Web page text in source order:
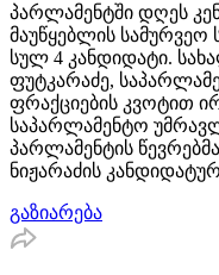
პარლამენტში დღეს
მაუწყებლის სამურვეო
სულ 4 კანდიდატი.
ფუტკარაძე,
ფრაქციების კვოტით
საპარლამენტო
პარლამენტის
ნიჟარაძის
გაზიარება